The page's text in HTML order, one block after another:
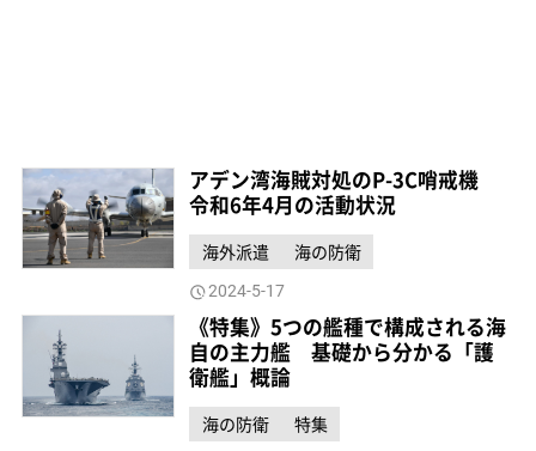
アデン湾海賊対処のP-3C哨戒機
令和6年4月の活動状況
海外派遣 海の防衛
2024-5-17
《特集》5つの艦種で構成される海
自の主力艦 基礎から分かる「護
衛艦」概論
海の防衛 特集